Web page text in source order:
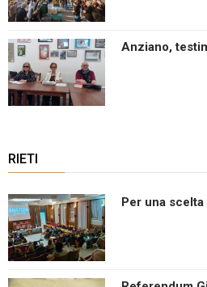
Anziano,
RIETI
Per una